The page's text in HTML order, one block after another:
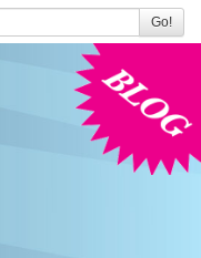
Go!
Blog